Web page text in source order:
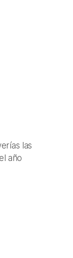
las
año